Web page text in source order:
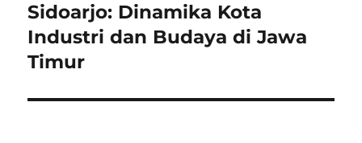
Next
post:
Sidoarjo: Dinamika Kota
Industri dan Budaya di Jawa
Timur